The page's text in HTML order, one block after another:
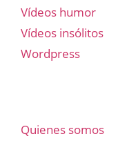
Vídeos humor
Vídeos insólitos
Wordpress
Quienes somos